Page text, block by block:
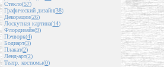
Стекло(57)
Графический дизайн(38)
Декорации(26)
Лоскутная картина(14)
Флордизайн(9)
Пэчворк(4)
Бодиарт(3)
Плакат(2)
Ленд-арт(2)
Театр. костюмы(0)